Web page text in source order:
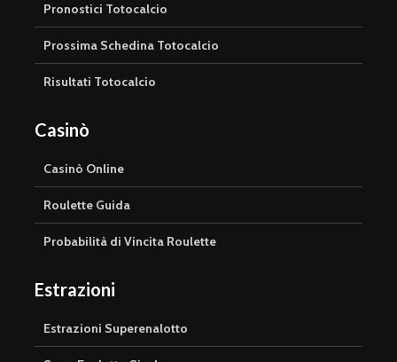
Pronostici Totocalcio
Prossima Schedina Totocalcio
Risultati Totocalcio
Casinò
Casinò Online
Roulette Guida
Probabilità di Vincita Roulette
Estrazioni
Estrazioni Superenalotto